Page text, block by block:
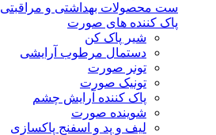
ست محصولات بهداشتی و مراقبتی
پاک کننده های صورت
شیر پاک کن
دستمال مرطوب آرایشی
تونر صورت
تونیک صورت
پاک کننده آرایش چشم
شوینده صورت
لیف و پد و اسفنج پاکسازی